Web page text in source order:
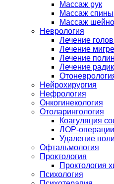
Массаж рук
Массаж спины
Массаж
Неврология
Лечение
Лечение
Лечение
Лечение
Нейрохирургия
Нефрология
Онкогинекология
Отоларингология
Коагуляция
ЛОР-операции
Удаление
Офтальмология
Проктология
Проктология
Психология